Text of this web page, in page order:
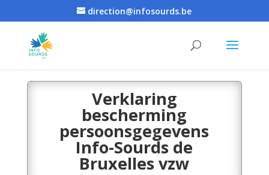
direction@infosourds.be
Verklaring
bescherming
persoonsgegevens
Info-Sourds de
Bruxelles vzw